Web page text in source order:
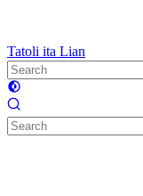
Tatoli ita Lian